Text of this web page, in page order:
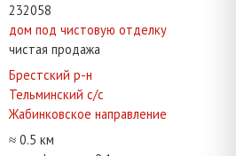
232058
дом под чистовую отделку
чистая продажа
Брестский р-н
Тельминский с/с
Жабинковское направление
≈ 0.5 км